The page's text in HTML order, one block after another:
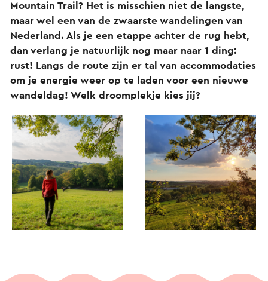
Mountain Trail? Het is misschien niet de langste,
maar wel een van de zwaarste wandelingen van
Nederland. Als je een etappe achter de rug hebt,
dan verlang je natuurlijk nog maar naar 1 ding:
rust! Langs de route zijn er tal van accommodaties
om je energie weer op te laden voor een nieuwe
wandeldag! Welk droomplekje kies jij?